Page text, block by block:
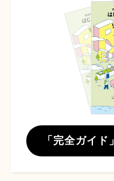
「完全ガイ